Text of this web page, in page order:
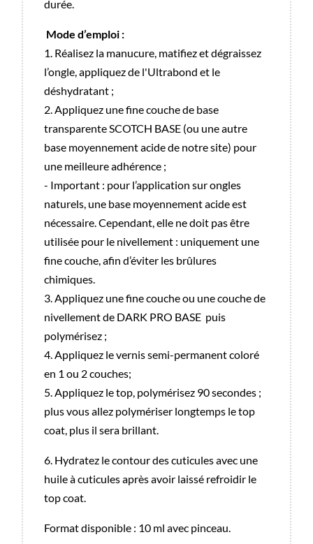
durée.
Mode d’emploi :
1. Réalisez la manucure, matifiez et dégraissez
l’ongle, appliquez de l'Ultrabond et le
déshydratant ;
2. Appliquez une fine couche de base
transparente SCOTCH BASE (ou une autre
base moyennement acide de notre site) pour
une meilleure adhérence ;
- Important : pour l’application sur ongles
naturels, une base moyennement acide est
nécessaire. Cependant, elle ne doit pas être
utilisée pour le nivellement : uniquement une
fine couche, afin d’éviter les brûlures
chimiques.
3. Appliquez une fine couche ou une couche de
nivellement de DARK PRO BASE puis
polymérisez ;
4. Appliquez le vernis semi-permanent coloré
en 1 ou 2 couches;
5. Appliquez le top, polymérisez 90 secondes ;
plus vous allez polymériser longtemps le top
coat, plus il sera brillant.
6. Hydratez le contour des cuticules avec une
huile à cuticules après avoir laissé refroidir le
top coat.
Format disponible : 10 ml avec pinceau.